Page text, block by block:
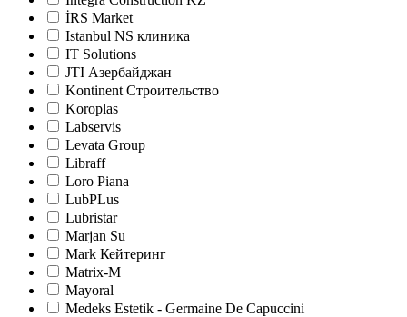
İRS Market
Istanbul NS клиника
IT Solutions
JTI Азербайджан
Kontinent Строительство
Koroplas
Labservis
Levata Group
Libraff
Loro Piana
LubPLus
Lubristar
Marjan Su
Mark Кейтеринг
Matrix-M
Mayoral
Medeks Estetik - Germaine De Capuccini